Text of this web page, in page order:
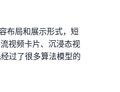
布局和展示形式，短
视频卡片、沉浸态视
过了很多算法模型的